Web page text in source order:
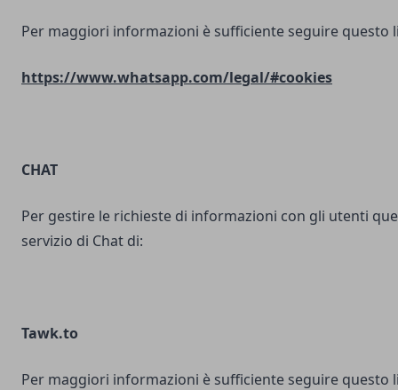
Per maggiori informazioni è sufficiente seguire questo
https://www.whatsapp.com/legal/#cookies
CHAT
Per gestire le richieste di informazioni con gli utenti
servizio di Chat di:
Tawk.to
Per maggiori informazioni è sufficiente seguire questo